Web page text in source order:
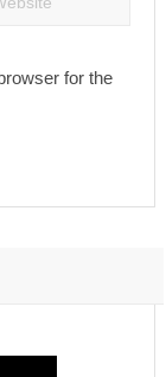
for the